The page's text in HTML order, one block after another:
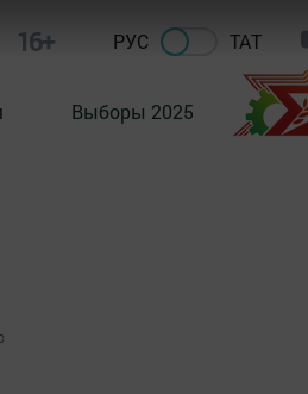
16+ РУС ТАТ
Выборы 2025